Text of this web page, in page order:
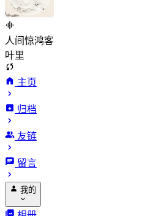
人间惊鸿客
叶里
主页
归档
友链
留言
我的